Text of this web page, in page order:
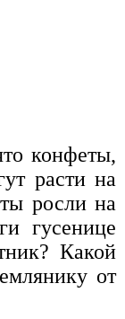
конфеты,
расти на
росли на
гусенице
Какой
от